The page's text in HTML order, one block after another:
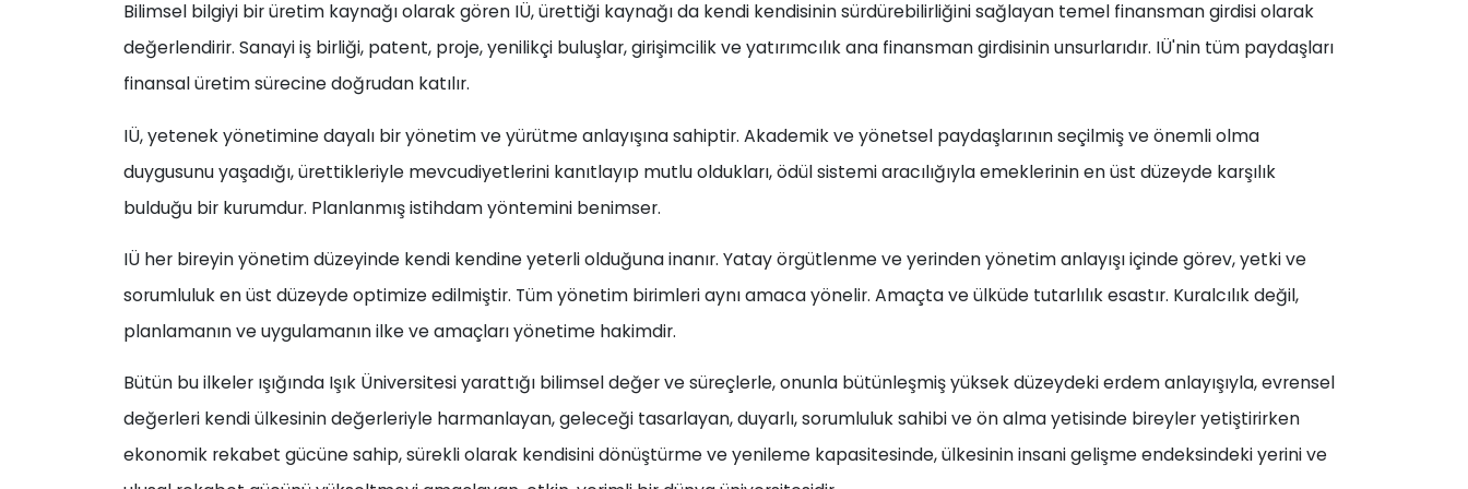
Bilimsel bilgiyi bir üretim kaynağı olarak gören IÜ, ürettiği kaynağı da kendi kendisinin sürdürebilirliğini sağlayan temel finansman girdisi olarak
değerlendirir. Sanayi iş birliği, patent, proje, yenilikçi buluşlar, girişimcilik ve yatırımcılık ana finansman girdisinin unsurlarıdır. IÜ'nin tüm paydaşları
finansal üretim sürecine doğrudan katılır.
IÜ, yetenek yönetimine dayalı bir yönetim ve yürütme anlayışına sahiptir. Akademik ve yönetsel paydaşlarının seçilmiş ve önemli olma
duygusunu yaşadığı, ürettikleriyle mevcudiyetlerini kanıtlayıp mutlu oldukları, ödül sistemi aracılığıyla emeklerinin en üst düzeyde karşılık
bulduğu bir kurumdur. Planlanmış istihdam yöntemini benimser.
IÜ her bireyin yönetim düzeyinde kendi kendine yeterli olduğuna inanır. Yatay örgütlenme ve yerinden yönetim anlayışı içinde görev, yetki ve
sorumluluk en üst düzeyde optimize edilmiştir. Tüm yönetim birimleri aynı amaca yönelir. Amaçta ve ülküde tutarlılık esastır. Kuralcılık değil,
planlamanın ve uygulamanın ilke ve amaçları yönetime hakimdir.
Bütün bu ilkeler ışığında Işık Üniversitesi yarattığı bilimsel değer ve süreçlerle, onunla bütünleşmiş yüksek düzeydeki erdem anlayışıyla, evrensel
değerleri kendi ülkesinin değerleriyle harmanlayan, geleceği tasarlayan, duyarlı, sorumluluk sahibi ve ön alma yetisinde bireyler yetiştirirken
ekonomik rekabet gücüne sahip, sürekli olarak kendisini dönüştürme ve yenileme kapasitesinde, ülkesinin insani gelişme endeksindeki yerini ve